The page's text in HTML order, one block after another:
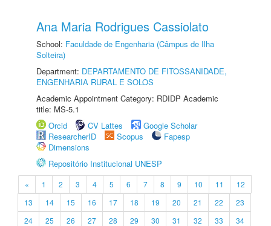
Ana Maria Rodrigues Cassiolato
School: Faculdade de Engenharia (Câmpus de Ilha
Solteira)
Department: DEPARTAMENTO DE FITOSSANIDADE,
ENGENHARIA RURAL E SOLOS
Academic Appointment Category: RDIDP Academic
title: MS-5.1
Orcid
CV Lattes
Google Scholar
ResearcherID
Scopus
Fapesp
Dimensions
Repositório Institucional UNESP
« 1 2 3 4 5 6 7 8 9 10 11
12
13
14 15 16 17 18 19 20 21 22
23
24
25 26 27 28 29 30 31 32 33
34